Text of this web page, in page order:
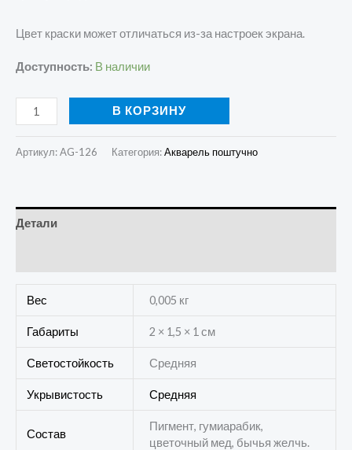
Цвет краски может отличаться из-за настроек экрана.
Доступность: В наличии
В КОРЗИНУ
Артикул:AG-126 Категория:Акварель поштучно
Детали
Вес 0,005 кг
Габариты 2 × 1,5 × 1 см
Светостойкость Средняя
Укрывистость Средняя
Состав
Пигмент, гумиарабик,
цветочный мед, бычья желчь.